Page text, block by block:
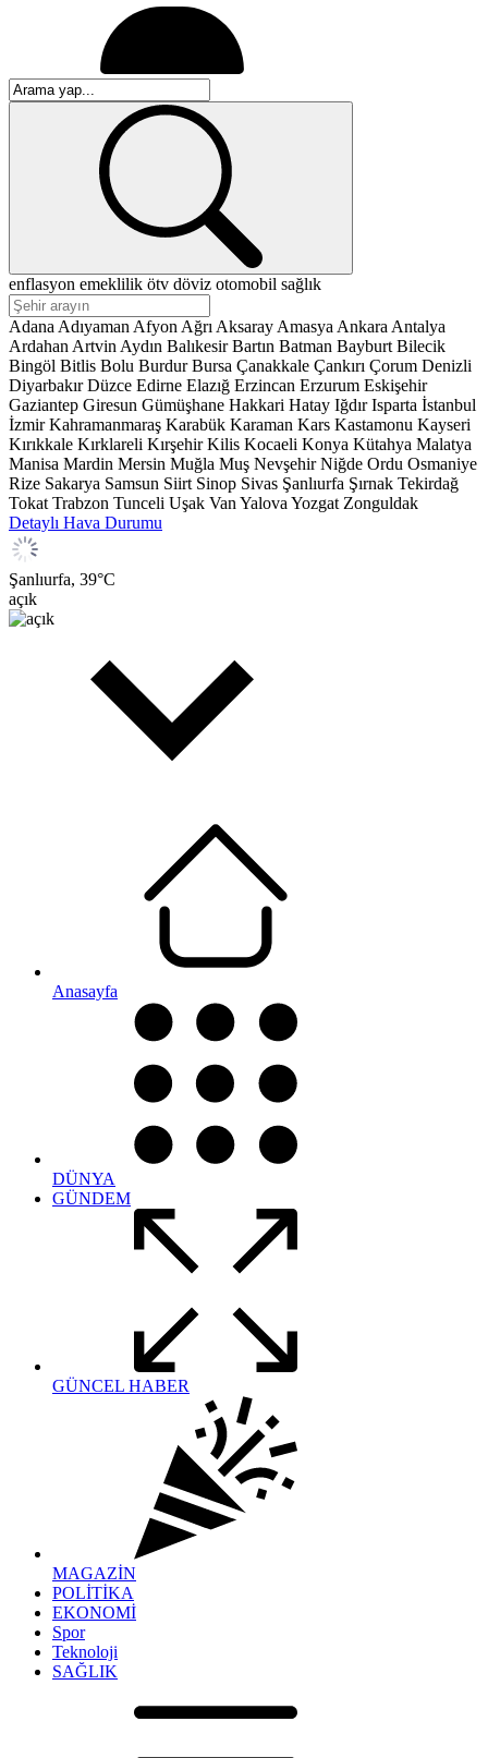
enflasyon emeklilik ötv döviz otomobil sağlık
Adana Adıyaman Afyon Ağrı Aksaray Amasya Ankara Antalya
Ardahan Artvin Aydın Balıkesir Bartın Batman Bayburt Bilecik
Bingöl Bitlis Bolu Burdur Bursa Çanakkale Çankırı Çorum Denizli
Diyarbakır Düzce Edirne Elazığ Erzincan Erzurum Eskişehir
Gaziantep Giresun Gümüşhane Hakkari Hatay Iğdır Isparta İstanbul
İzmir Kahramanmaraş Karabük Karaman Kars Kastamonu Kayseri
Kırıkkale Kırklareli Kırşehir Kilis Kocaeli Konya Kütahya Malatya
Manisa Mardin Mersin Muğla Muş Nevşehir Niğde Ordu Osmaniye
Rize Sakarya Samsun Siirt Sinop Sivas Şanlıurfa Şırnak Tekirdağ
Tokat Trabzon Tunceli Uşak Van Yalova Yozgat Zonguldak
Detaylı Hava Durumu
Şanlıurfa, 39°C
açık
Anasayfa
DÜNYA
GÜNDEM
GÜNCEL HABER
MAGAZİN
POLİTİKA
EKONOMİ
Spor
Teknoloji
SAĞLIK